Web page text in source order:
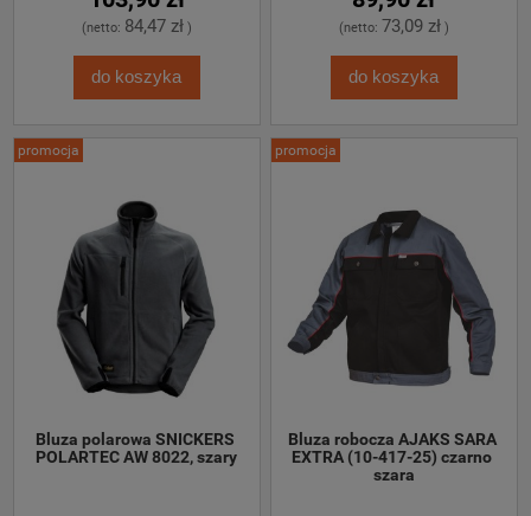
(netto: 84,47 zł)
do koszyka
(netto: 73,09 zł)
do koszyka
Bluza polarowa SNICKERS
POLARTEC AW 8022, szary
promocja
Bluza robocza AJAKS SARA
EXTRA (10-417-25) czarno
szara
promocja